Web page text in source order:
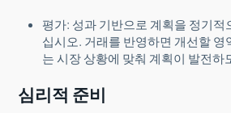
평가: 성과 기반으로 계획을 정기
십시오. 거래를 반영하면 개선할
는 시장 상황에 맞춰 계획이 발전하
심리적 준비